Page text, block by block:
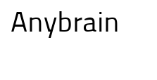
Anybrain